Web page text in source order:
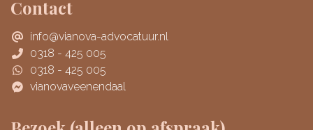
Contact
info@vianova-advocatuur.nl
0318 - 425 005
0318 - 425 005
vianovaveenendaal